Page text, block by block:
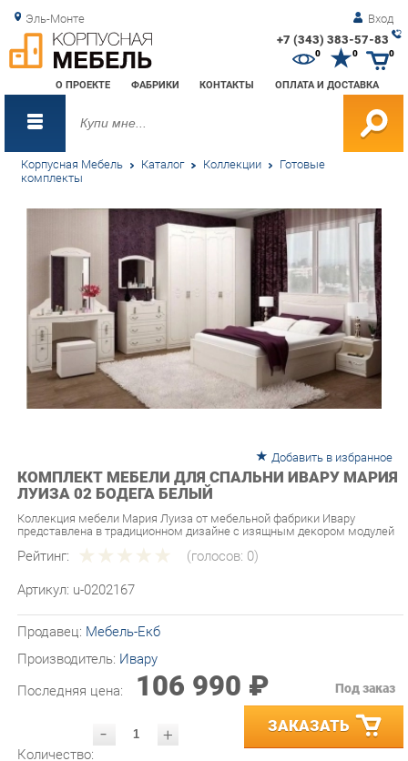
Эль-Монте Вход
+7 (343) 383-57-83
О ПРОЕКТЕ ФАБРИКИ КОНТАКТЫ ОПЛАТА И ДОСТАВКА
0 0
Корпусная Мебель Каталог Коллекции Готовые
комплекты
КОМПЛЕКТ МЕБЕЛИ ДЛЯ СПАЛЬНИ ИВАРУ МАРИЯ
ЛУИЗА 02 БОДЕГА БЕЛЫЙ
Коллекция мебели Мария Луиза от мебельной фабрики Ивару
Рейтинг: (голосов:0)
Артикул: u-0202167
Производитель:Ивару
Последняя цена: 106 990 ₽
- ЗАКАЗАТЬ
УТОЧНИТЬ НАЛИЧИЕ